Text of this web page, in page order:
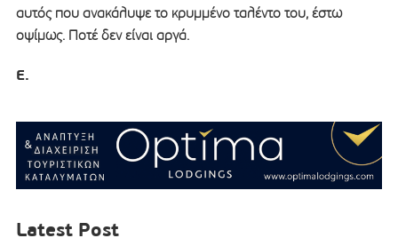
αυτός που ανακάλυψε το κρυμμένο ταλέντο του, έστω
οψίμως. Ποτέ δεν είναι αργά.
Ε.
Latest Post